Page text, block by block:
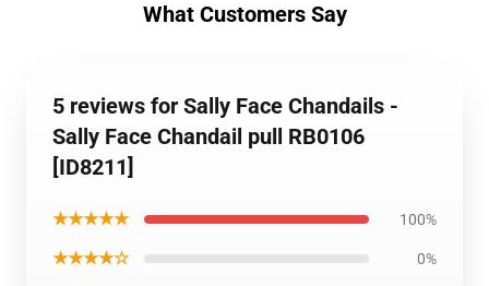
What Customers Say
5 reviews for Sally Face Chandails -
Sally Face Chandail pull RB0106
[ID8211]
★★★★★ 100%
★★★★☆ 0%